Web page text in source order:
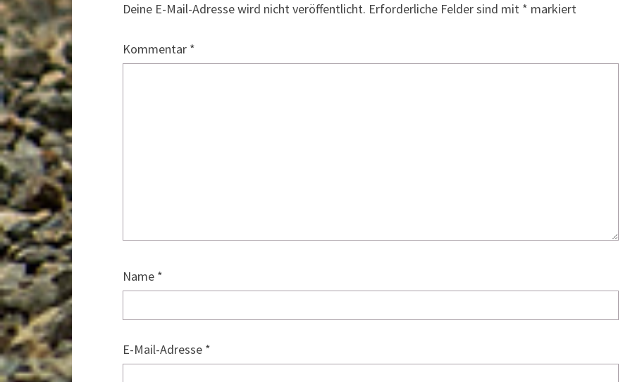
Deine E-Mail-Adresse wird nicht veröffentlicht. Erforderliche Felder sind mit * markiert
Kommentar *
Name *
E-Mail-Adresse *